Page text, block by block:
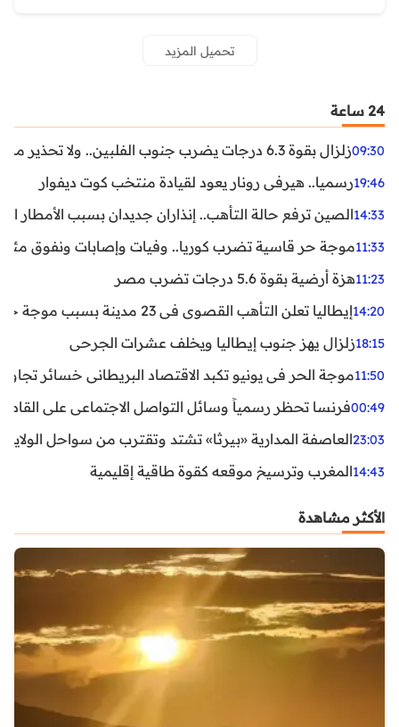
تحميل المزيد
24 ساعة
09:30زلزال بقوة 6.3 درجات يضرب جنوب الفلبين.. ولا تحذير من تسونامي حتى الآن
19:46رسميا.. هيرفي رونار يعود لقيادة منتخب كوت ديفوار
14:33الصين ترفع حالة التأهب.. إنذاران جديدان بسبب الأمطار
11:33موجة حر قاسية تضرب كوريا.. وفيات وإصابات ونفوق مئات
11:23هزة أرضية بقوة 5.6 درجات تضرب مصر
14:20إيطاليا تعلن التأهب القصوى في 23 مدينة بسبب موجة حر شديدة
18:15زلزال يهز جنوب إيطاليا ويخلف عشرات الجرحى
11:50موجة الحر في يونيو تكبد الاقتصاد البريطاني خسائر تجاوزت 1.5 مليار
00:49فرنسا تحظر رسمياً وسائل التواصل الاجتماعي على القاصرين
23:03العاصفة المدارية «بيرثا» تشتد وتقترب من سواحل
14:43المغرب وترسيخ موقعه كقوة طاقية إقليمية
الأكثر مشاهدة